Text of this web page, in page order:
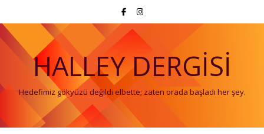
HALLEY DERGISI
Hedefimiz gökyüzü değildi elbette; zaten orada başladı her şey.